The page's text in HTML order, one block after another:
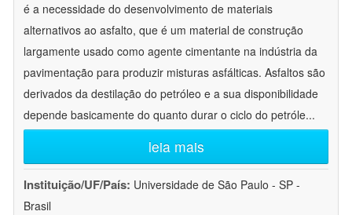
é a necessidade do desenvolvimento de materiais
alternativos ao asfalto, que é um material de construção
largamente usado como agente cimentante na indústria da
pavimentação para produzir misturas asfálticas. Asfaltos são
derivados da destilação do petróleo e a sua disponibilidade
depende basicamente do quanto durar o ciclo do petróle...
leia mais
Instituição/UF/País: Universidade de São Paulo - SP -
Brasil